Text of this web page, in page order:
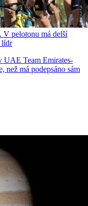
V pelotonu má delší
lídr
UAE Team Emirates-
než má podepsáno sám